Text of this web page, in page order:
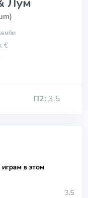
€
П2: 3.5
в этом
3.5